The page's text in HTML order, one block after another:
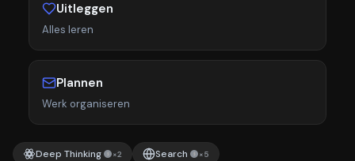
Uitleggen
Alles leren
Plannen
Werk organiseren
Deep Thinking ×2 Search ×5